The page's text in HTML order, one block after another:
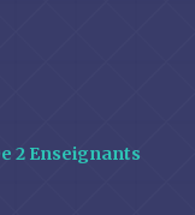
2 Enseignants